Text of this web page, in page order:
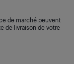
de marché peuvent
de livraison de votre